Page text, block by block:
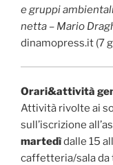
e gruppi
netta – Mario
dinamopress.it (7
Orari&attività
Attività rivolte ai
sull’iscrizione
martedìdalle 15
caffetteria/sala da